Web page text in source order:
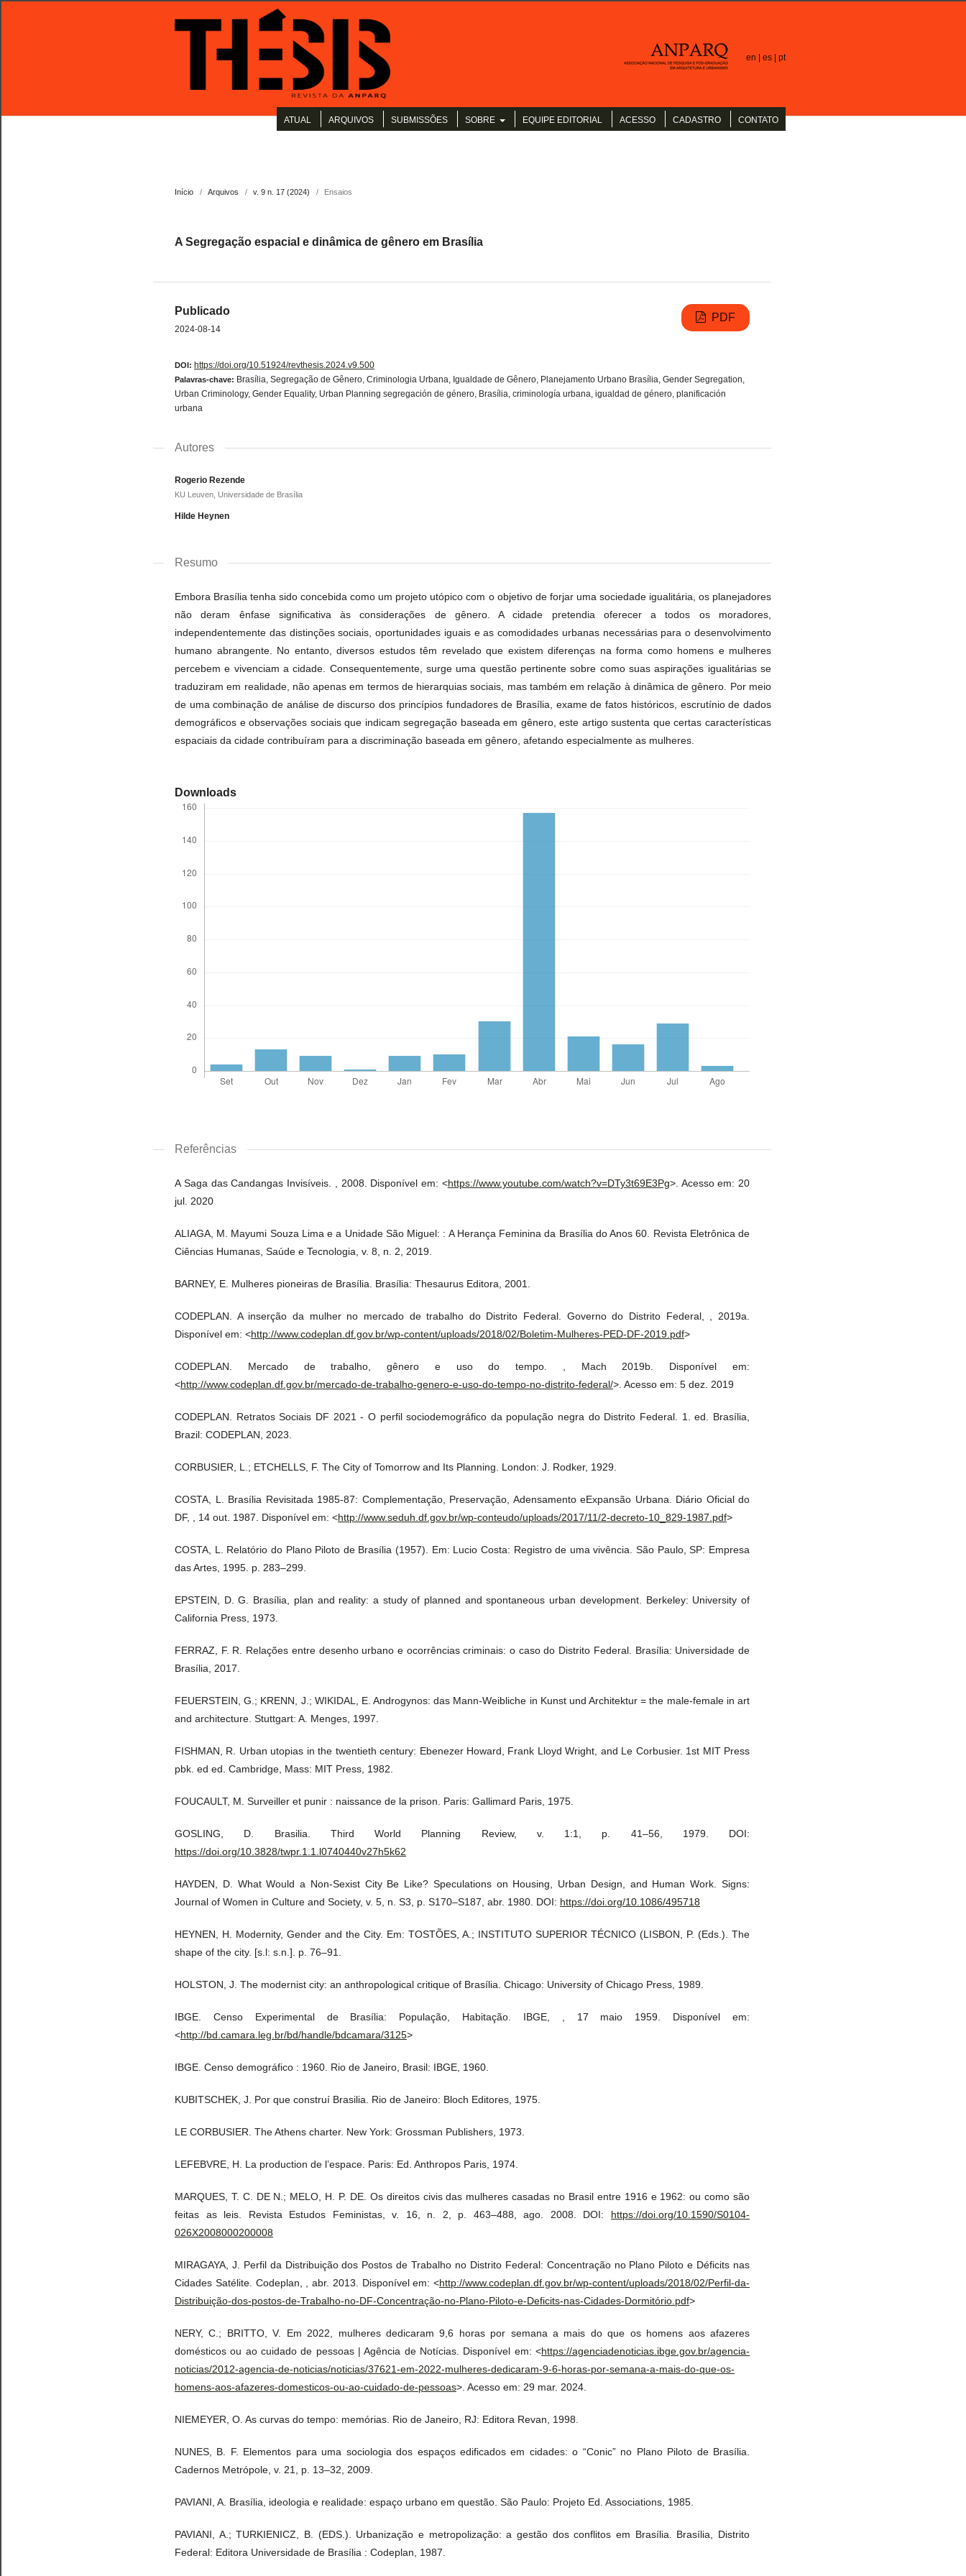
en | es | pt
ATUAL ARQUIVOS SUBMISSÕES SOBRE EQUIPE EDITORIAL ACESSO CADASTRO CONTATO
Início / Arquivos / v. 9 n. 17 (2024) / Ensaios
A Segregação espacial e dinâmica de gênero em Brasília
Publicado
2024-08-14
PDF
DOI: https://doi.org/10.51924/revthesis.2024.v9.500
Palavras-chave: Brasília, Segregação de Gênero, Criminologia Urbana, Igualdade de Gênero, Planejamento Urbano Brasília, Gender Segregation,
Urban Criminology, Gender Equality, Urban Planning segregación de género, Brasília, criminología urbana, igualdad de género, planificación
urbana
Autores
Rogerio Rezende
KU Leuven, Universidade de Brasília
Hilde Heynen
Resumo
Embora Brasília tenha sido concebida como um projeto utópico com o objetivo de forjar uma sociedade igualitária, os planejadores
não deram ênfase significativa às considerações de gênero. A cidade pretendia oferecer a todos os moradores,
independentemente das distinções sociais, oportunidades iguais e as comodidades urbanas necessárias para o desenvolvimento
humano abrangente. No entanto, diversos estudos têm revelado que existem diferenças na forma como homens e mulheres
percebem e vivenciam a cidade. Consequentemente, surge uma questão pertinente sobre como suas aspirações igualitárias se
traduziram em realidade, não apenas em termos de hierarquias sociais, mas também em relação à dinâmica de gênero. Por meio
de uma combinação de análise de discurso dos princípios fundadores de Brasília, exame de fatos históricos, escrutínio de dados
demográficos e observações sociais que indicam segregação baseada em gênero, este artigo sustenta que certas características
espaciais da cidade contribuíram para a discriminação baseada em gênero, afetando especialmente as mulheres.
Downloads
Referências
A Saga das Candangas Invisíveis. , 2008. Disponível em: <https://www.youtube.com/watch?v=DTy3t69E3Pg>. Acesso em: 20
jul. 2020
ALIAGA, M. Mayumi Souza Lima e a Unidade São Miguel: : A Herança Feminina da Brasília do Anos 60. Revista Eletrônica de
Ciências Humanas, Saúde e Tecnologia, v. 8, n. 2, 2019.
BARNEY, E. Mulheres pioneiras de Brasília. Brasília: Thesaurus Editora, 2001.
CODEPLAN. A inserção da mulher no mercado de trabalho do Distrito Federal. Governo do Distrito Federal, , 2019a.
Disponível em: <http://www.codeplan.df.gov.br/wp-content/uploads/2018/02/Boletim-Mulheres-PED-DF-2019.pdf>
CODEPLAN. Mercado de trabalho, gênero e uso do tempo. , Mach 2019b. Disponível em:
<http://www.codeplan.df.gov.br/mercado-de-trabalho-genero-e-uso-do-tempo-no-distrito-federal/>. Acesso em: 5 dez. 2019
CODEPLAN. Retratos Sociais DF 2021 - O perfil sociodemográfico da população negra do Distrito Federal. 1. ed. Brasília,
Brazil: CODEPLAN, 2023.
CORBUSIER, L.; ETCHELLS, F. The City of Tomorrow and Its Planning. London: J. Rodker, 1929.
COSTA, L. Brasília Revisitada 1985-87: Complementação, Preservação, Adensamento eExpansão Urbana. Diário Oficial do
DF, , 14 out. 1987. Disponível em: <http://www.seduh.df.gov.br/wp-conteudo/uploads/2017/11/2-decreto-10_829-1987.pdf>
COSTA, L. Relatório do Plano Piloto de Brasília (1957). Em: Lucio Costa: Registro de uma vivência. São Paulo, SP: Empresa
das Artes, 1995. p. 283–299.
EPSTEIN, D. G. Brasília, plan and reality: a study of planned and spontaneous urban development. Berkeley: University of
California Press, 1973.
FERRAZ, F. R. Relações entre desenho urbano e ocorrências criminais: o caso do Distrito Federal. Brasília: Universidade de
Brasília, 2017.
FEUERSTEIN, G.; KRENN, J.; WIKIDAL, E. Androgynos: das Mann-Weibliche in Kunst und Architektur = the male-female in art
and architecture. Stuttgart: A. Menges, 1997.
FISHMAN, R. Urban utopias in the twentieth century: Ebenezer Howard, Frank Lloyd Wright, and Le Corbusier. 1st MIT Press
pbk. ed ed. Cambridge, Mass: MIT Press, 1982.
FOUCAULT, M. Surveiller et punir : naissance de la prison. Paris: Gallimard Paris, 1975.
GOSLING, D. Brasilia. Third World Planning Review, v. 1:1, p. 41–56, 1979. DOI:
https://doi.org/10.3828/twpr.1.1.l0740440v27h5k62
HAYDEN, D. What Would a Non-Sexist City Be Like? Speculations on Housing, Urban Design, and Human Work. Signs:
Journal of Women in Culture and Society, v. 5, n. S3, p. S170–S187, abr. 1980. DOI: https://doi.org/10.1086/495718
HEYNEN, H. Modernity, Gender and the City. Em: TOSTÕES, A.; INSTITUTO SUPERIOR TÉCNICO (LISBON, P. (Eds.). The
shape of the city. [s.l: s.n.]. p. 76–91.
HOLSTON, J. The modernist city: an anthropological critique of Brasília. Chicago: University of Chicago Press, 1989.
IBGE. Censo Experimental de Brasília: População, Habitação. IBGE, , 17 maio 1959. Disponível em:
<http://bd.camara.leg.br/bd/handle/bdcamara/3125>
IBGE. Censo demográfico : 1960. Rio de Janeiro, Brasil: IBGE, 1960.
KUBITSCHEK, J. Por que construí Brasilia. Rio de Janeiro: Bloch Editores, 1975.
LE CORBUSIER. The Athens charter. New York: Grossman Publishers, 1973.
LEFEBVRE, H. La production de l’espace. Paris: Ed. Anthropos Paris, 1974.
MARQUES, T. C. DE N.; MELO, H. P. DE. Os direitos civis das mulheres casadas no Brasil entre 1916 e 1962: ou como são
feitas as leis. Revista Estudos Feministas, v. 16, n. 2, p. 463–488, ago. 2008. DOI: https://doi.org/10.1590/S0104-
026X2008000200008
MIRAGAYA, J. Perfil da Distribuição dos Postos de Trabalho no Distrito Federal: Concentração no Plano Piloto e Déficits nas
Cidades Satélite. Codeplan, , abr. 2013. Disponível em: <http://www.codeplan.df.gov.br/wp-content/uploads/2018/02/Perfil-da-
Distribuição-dos-postos-de-Trabalho-no-DF-Concentração-no-Plano-Piloto-e-Deficits-nas-Cidades-Dormitório.pdf>
NERY, C.; BRITTO, V. Em 2022, mulheres dedicaram 9,6 horas por semana a mais do que os homens aos afazeres
domésticos ou ao cuidado de pessoas | Agência de Notícias. Disponível em: <https://agenciadenoticias.ibge.gov.br/agencia-
noticias/2012-agencia-de-noticias/noticias/37621-em-2022-mulheres-dedicaram-9-6-horas-por-semana-a-mais-do-que-os-
homens-aos-afazeres-domesticos-ou-ao-cuidado-de-pessoas>. Acesso em: 29 mar. 2024.
NIEMEYER, O. As curvas do tempo: memórias. Rio de Janeiro, RJ: Editora Revan, 1998.
NUNES, B. F. Elementos para uma sociologia dos espaços edificados em cidades: o “Conic” no Plano Piloto de Brasília.
Cadernos Metrópole, v. 21, p. 13–32, 2009.
PAVIANI, A. Brasília, ideologia e realidade: espaço urbano em questão. São Paulo: Projeto Ed. Associations, 1985.
PAVIANI, A.; TURKIENICZ, B. (EDS.). Urbanização e metropolização: a gestão dos conflitos em Brasília. Brasília, Distrito
Federal: Editora Universidade de Brasília : Codeplan, 1987.